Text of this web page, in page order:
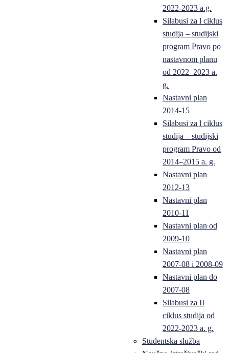
2022-2023 a.g.
Silabusi za l ciklus
studija – studijski
program Pravo po
nastavnom planu
od 2022–2023 a.
g.
Nastavni plan
2014-15
Silabusi za l ciklus
studija – studijski
program Pravo od
2014–2015 a. g.
Nastavni plan
2012-13
Nastavni plan
2010-11
Nastavni plan od
2009-10
Nastavni plan
2007-08 i 2008-09
Nastavni plan do
2007-08
Silabusi za II
ciklus studija od
2022-2023 a. g.
Studentska služba